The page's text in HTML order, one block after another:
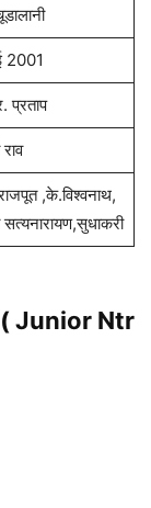
Ntr
प्रताप